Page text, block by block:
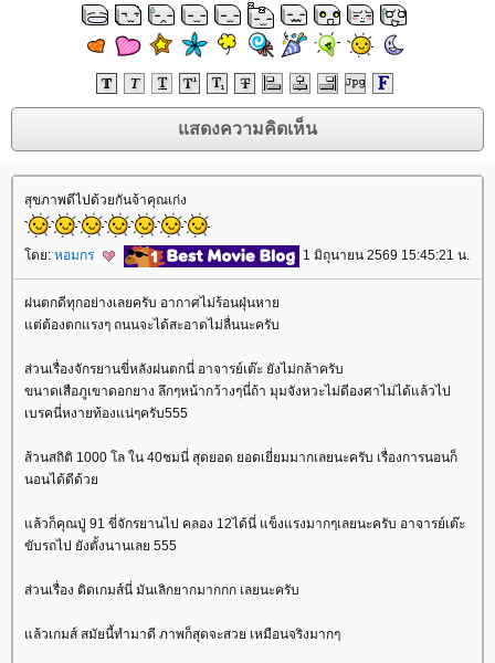
สุขภาพดีไปด้วยกันจ้าคุณเก่ง
ดย: หอมกร 1 มิถุนายน 2569 15:45:21 น.
ฝนตกดีทุกอย่างเลยครับ อากาศไม่ร้อนฝุ่นหา
ต่ต้องตกแรงๆ ถนนจะได้สะอาดไม่ลื่นนะครับ
ส่วนเรื่องจักรยานขี่หลังฝนตกนี่ อาจารย์เต๊ะ ยังไม่กล้าครับ
ขนาดเสือภูเขาดอกยาง ลึกๆหน้ากว้างๆนี่ถ้า มุมจังหวะไม่ดีองศาไม่ได้แล้วไป
เบรคนี่หงายท้องแน่ๆครับ555
ส้วนสถิติ 1000 โล ใน 40ชมนี่ สุดยอด ยอดเยี่ยมมากเลยนะครับ เรื่องการนอนก็
นอนได้ดีด้ว
ล้วก็คุณปู่ 91 ขี่จักรยานไป คลอง 12ได้นี่ แข็งแรงมากๆเลยนะครับ อาจารย์เต๊ะ
ขับรถไป ยังตั้งนานเลย 555
ส่วนเรื่อง ติดเกมส์นี่ มันเลิกยากมากกก เลยนะครับ
ล้วเกมส์ สมัยนี้ทำมาดี ภาพก็สุดจะสวย เหมือนจริงมากๆ